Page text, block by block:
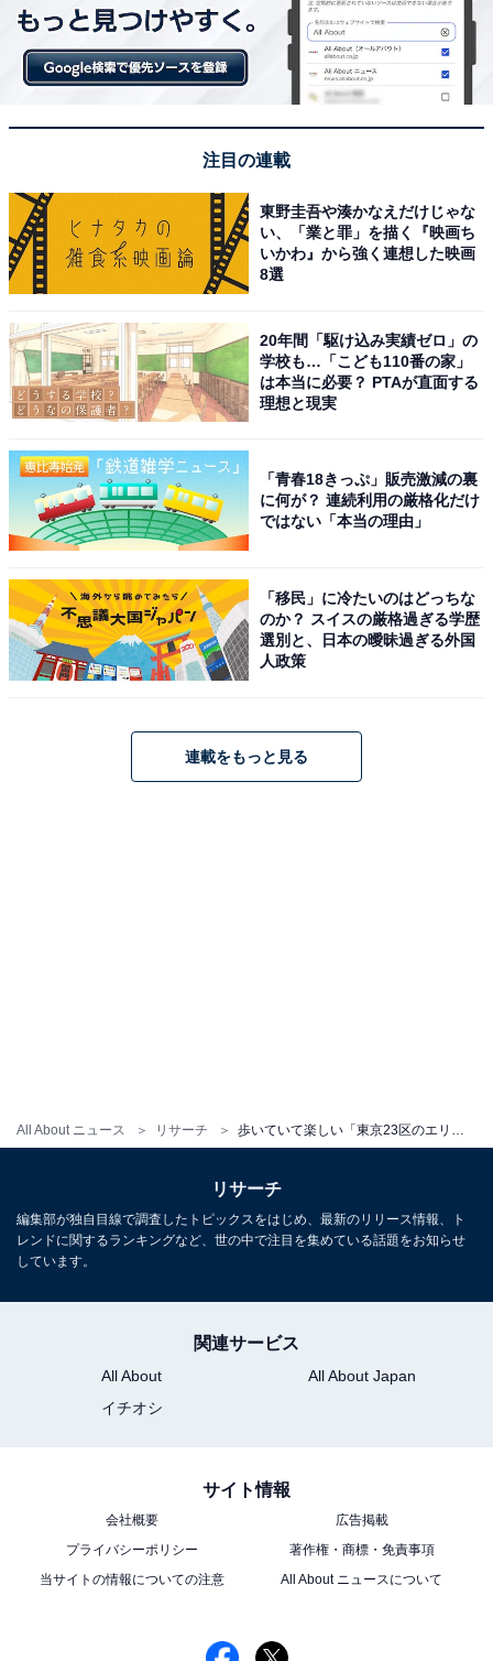
All About ニュース リサーチ
こちらもおすすめ
家族で行きたい「東京23区のエリア」ランキン
は？
1 2
注目の連載
東野圭吾や湊かなえだけじゃな
い、「業と罪」を描く『映画ち
いかわ』から強く連想した映画
8選
20年間「駆け込み実績ゼロ」の
学校も…「こども110番の家」
は本当に必要？ PTAが直面する
理想と現実
「青春18きっぷ」販売激減の裏
に何が？ 連続利用の厳格化だけ
ではない「本当の理由」
「移民」に冷たいのはどっちな
のか？ スイスの厳格過ぎる学歴
選別と、日本の曖昧過ぎる外国
人政策
連載をもっと見る
リサーチ
編集部が独自目線で調査したトピックスをはじめ、最新のリリース情報、ト
レンドに関するランキングなど、世の中で注目を集めている話題をお知らせ
しています。
関連サービス
All About
All About Japan
イチオシ
サイト情報
会社概要
広告掲載
プライバシーポリシー
著作権・商標・免責事項
当サイトの情報についての注意
All About ニュースについて